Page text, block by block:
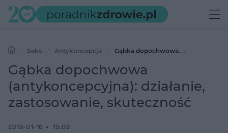
Seks Antykoncepcja
Gąbka dopochwowa
(antykoncepcyjna): działanie, zastosowanie, skuteczność
Gąbka dopochwowa
(antykoncepcyjna): działanie,
zastosowanie, skuteczność
2018-01-16 15:08